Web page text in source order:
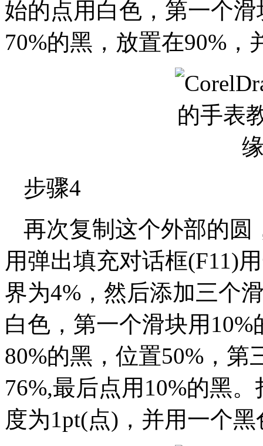
始的点用白色，第一个
70%的黑，放置在90%，
步骤4
再次复制这个外部的圆
用弹出填充对话框(F11)
界为4%，然后添加三个
白色，第一个滑块用
80%的黑，位置50%，第
76%,最后点用10%的黑
度为1pt(点)，并用一个